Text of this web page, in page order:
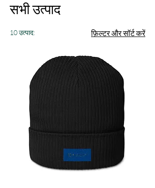
सभी उत्पाद
10 उत्पाद: फ़िल्टर और सॉर्ट करें